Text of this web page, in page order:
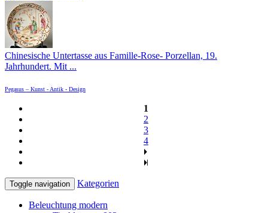
Chinesische Untertasse aus Famille-Rose- Porzellan, 19.
Jahrhundert. Mit ...
Pegasus – Kunst - Antik - Design
1
2
3
4
Toggle navigation Kategorien
Beleuchtung modern